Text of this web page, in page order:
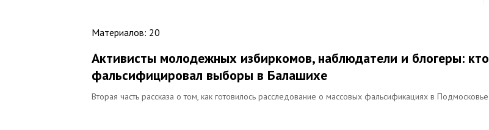
Материалов: 20
Активисты молодежных избиркомов, наблюдатели и блогеры: кто
фальсифицировал выборы в Балашихе
Вторая часть рассказа о том, как готовилось расследование о массовых фальсификациях в Подмосковье